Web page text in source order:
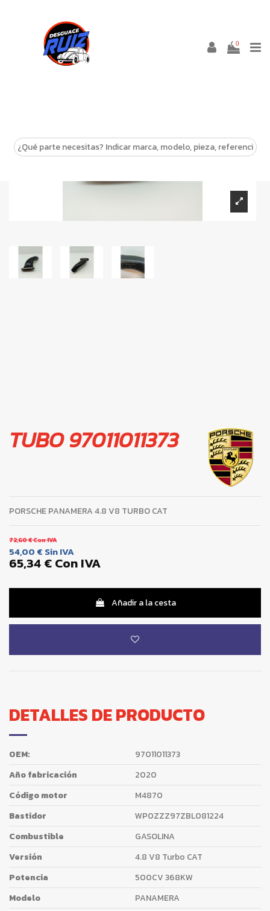
0
TUBO 97011011373
PORSCHE PANAMERA 4.8 V8 TURBO CAT
72,60 €Con IVA
54,00 € Sin IVA
65,34 €Con IVA
Añadir a la cesta
DETALLES DE PRODUCTO
OEM:
97011011373
Año fabricación
2020
Código motor
M4870
Bastidor
WP0ZZZ97ZBL081224
Combustible
GASOLINA
Versión
4.8 V8 Turbo CAT
Potencia
500CV 368KW
Modelo
PANAMERA